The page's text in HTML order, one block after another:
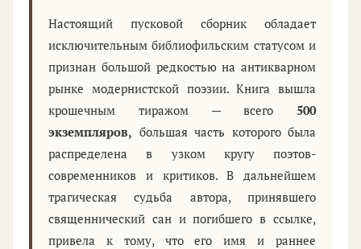
Настоящий пусковой сборник обладает
исключительным библиофильским статусом и
признан большой редкостью на антикварном
рынке модернистской поэзии. Книга вышла
крошечным тиражом — всего 500
экземпляров, большая часть которого была
распределена в узком кругу поэтов-
современников и критиков. В дальнейшем
трагическая судьба автора, принявшего
священнический сан и погибшего в ссылке,
привела к тому, что его имя и раннее